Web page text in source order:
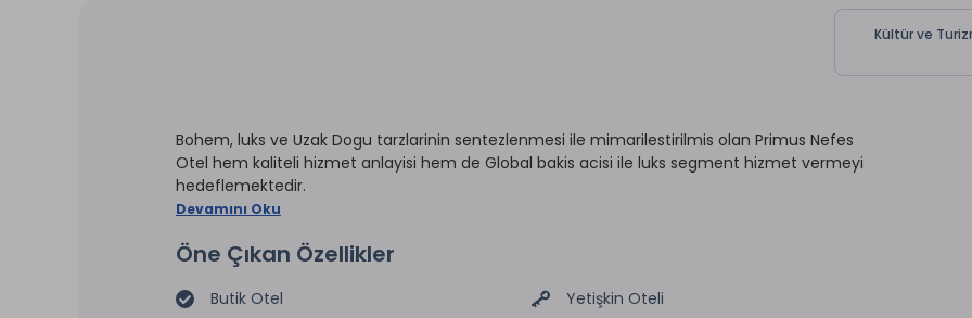
Kültür ve
Bohem, luks ve Uzak Dogu tarzlarinin sentezlenmesi ile mimarilestirilmis olan Primus Nefes
Otel hem kaliteli hizmet anlayisi hem de Global bakis acisi ile luks segment hizmet vermeyi
hedeflemektedir.
Devamını Oku
Öne Çıkan Özellikler
Butik Otel
Yetişkin Oteli